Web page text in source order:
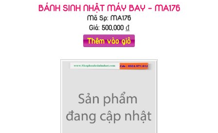
BÁNH SINH NHẬT MÁY BAY - MA176
Mã Sp: MA176
Giá: 500,000₫
Thêm vào giỏ